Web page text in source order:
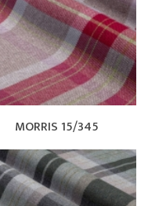
MORRIS 15/345